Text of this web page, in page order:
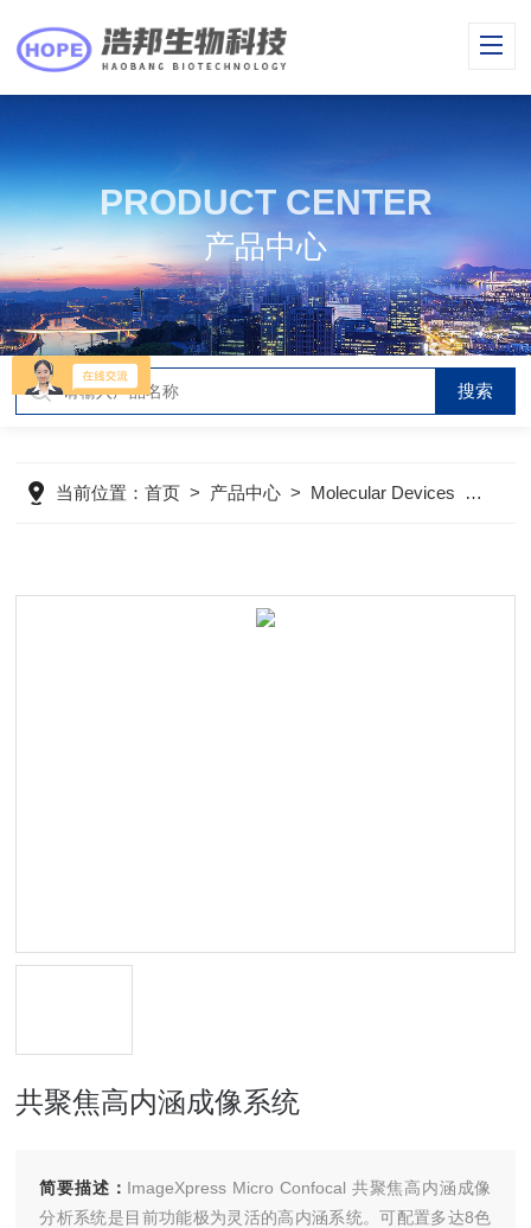
PRODUCT CENTER
产品中心
当前位置：首页 > 产品中心 > Molecular Devices
共聚焦高内涵成像系统
简要描述： ImageXpress Micro Confocal 共聚焦高内涵成像
分析系统是目前功能极为灵活的高内涵系统。可配置多达8色